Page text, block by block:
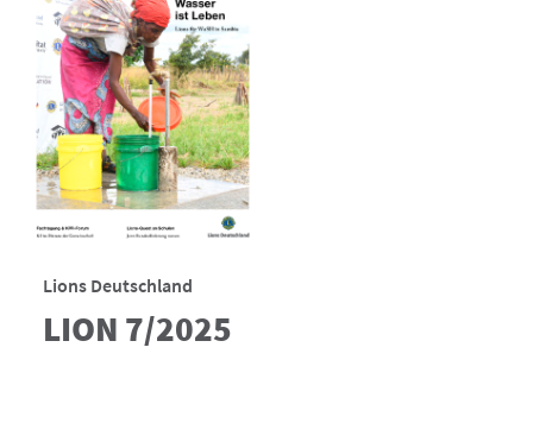
Lions Deutschland
LION 7/2025